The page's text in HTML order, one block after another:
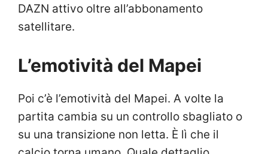
DAZN attivo oltre all’abbonamento
satellitare.
L’emotività del Mapei
Poi c’è l’emotività del Mapei. A volte la
partita cambia su un controllo sbagliato o
su una transizione non letta. È lì che il